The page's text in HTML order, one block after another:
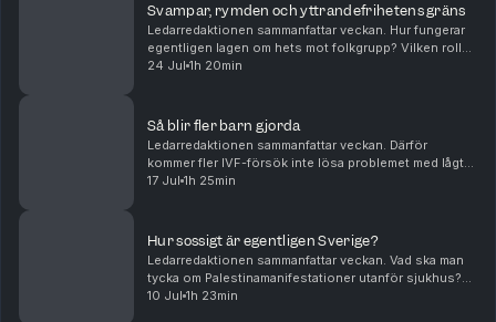
Svampar, rymden och yttrandefrihetens gräns
Ledarredaktionen sammanfattar veckan. Hur fungerar
egentligen lagen om hets mot folkgrupp? Vilken roll
kan psykedelika spela i den palliativa vården? Och vad
24 Jul 1h 20min
Så blir fler barn gjorda
Ledarredaktionen sammanfattar veckan. Därför
kommer fler IVF-försök inte lösa problemet med lågt
barnafödande. Så förringar Palestinarörelsen
17 Jul 1h 25min
Hur sossigt är egentligen Sverige?
Ledarredaktionen sammanfattar veckan. Vad ska man
tycka om Palestinamanifestationer utanför sjukhus?
Råder det verkligen vattenbrist? Och hur ska Sverige
10 Jul 1h 23min